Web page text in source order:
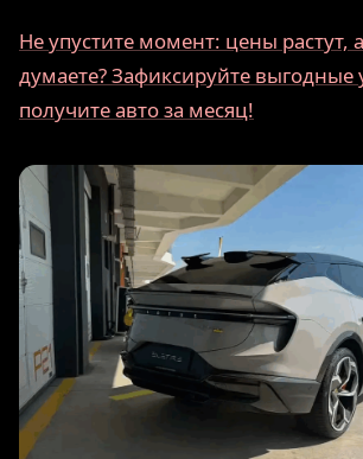
Не упустите момент: цены растут,
думаете? Зафиксируйте выгодные
получите авто за месяц!